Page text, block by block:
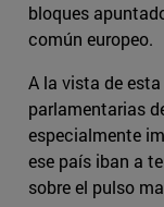
bloques
común europeo.
A la vista de
parlamentarias
especialmente
ese país iban a
sobre el pulso